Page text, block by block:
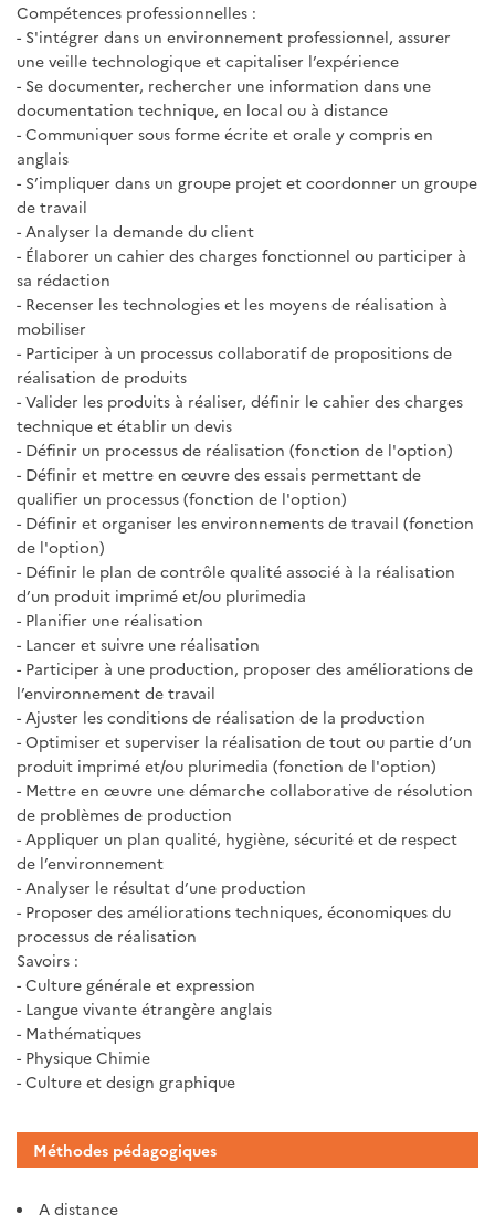
Compétences professionnelles :
- S'intégrer dans un environnement professionnel, assurer
une veille technologique et capitaliser l’expérience
- Se documenter, rechercher une information dans une
documentation technique, en local ou à distance
- Communiquer sous forme écrite et orale y compris en
anglais
- S’impliquer dans un groupe projet et coordonner un groupe
de travail
- Analyser la demande du client
- Élaborer un cahier des charges fonctionnel ou participer à
sa rédaction
- Recenser les technologies et les moyens de réalisation à
mobiliser
- Participer à un processus collaboratif de propositions de
réalisation de produits
- Valider les produits à réaliser, définir le cahier des charges
technique et établir un devis
- Définir un processus de réalisation (fonction de l'option)
- Définir et mettre en œuvre des essais permettant de
qualifier un processus (fonction de l'option)
- Définir et organiser les environnements de travail (fonction
de l'option)
- Définir le plan de contrôle qualité associé à la réalisation
d’un produit imprimé et/ou plurimedia
- Planifier une réalisation
- Lancer et suivre une réalisation
- Participer à une production, proposer des améliorations de
l’environnement de travail
- Ajuster les conditions de réalisation de la production
- Optimiser et superviser la réalisation de tout ou partie d’un
produit imprimé et/ou plurimedia (fonction de l'option)
- Mettre en œuvre une démarche collaborative de résolution
de problèmes de production
- Appliquer un plan qualité, hygiène, sécurité et de respect
de l’environnement
- Analyser le résultat d’une production
- Proposer des améliorations techniques, économiques du
processus de réalisation
Savoirs :
- Culture générale et expression
- Langue vivante étrangère anglais
- Mathématiques
- Physique Chimie
- Culture et design graphique
Méthodes pédagogiques
A distance